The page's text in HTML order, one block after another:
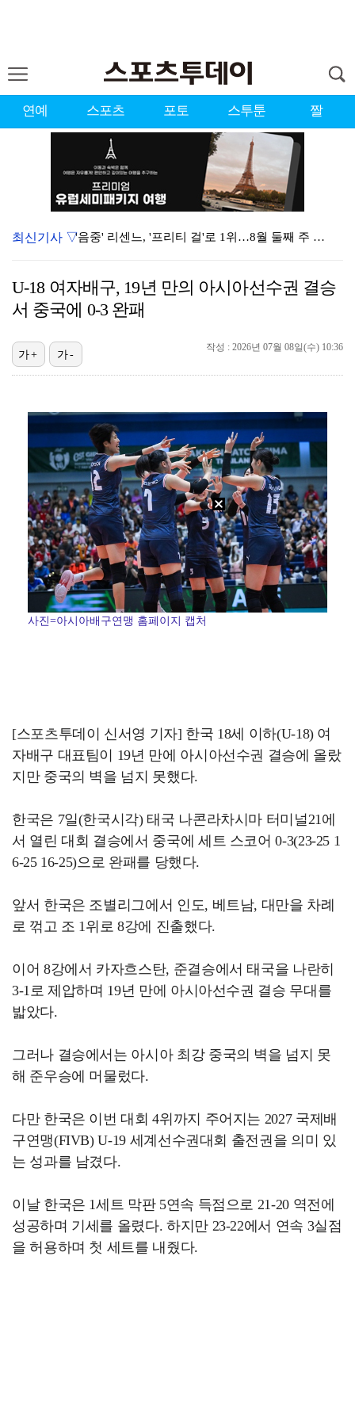
연예 스포츠 포토 스투툰 짤
'음중' 리센느, '프리티 걸'로 1위…8월 둘째 주 …
강채연, 제주삼다수 3R 선두 질주…서어진·장은수 1타…
"친한 척 좀 해"…나영석·배정남, 불화설 재차 해명(…
생애 첫 승 노리는 강채연·서어진·장은수, 제주삼다수 …
아이들, '톰보이'까지 MV 4억뷰 돌파…통산 3번째 …
'전참시' 리센느 메이 "희망 보이지 않아 팀 탈퇴 고…
[ST포토] 정지효, 퍼터 확인
최신기사 ▽
U-18 여자배구, 19년 만의 아시아선수권 결승
서 중국에 0-3 완패
작성 : 2026년 07월 08일(수) 10:36
가+ 가-
사진=아시아배구연맹 홈페이지 캡처
[스포츠투데이 신서영 기자] 한국 18세 이하(U-18) 여
자배구 대표팀이 19년 만에 아시아선수권 결승에 올랐
지만 중국의 벽을 넘지 못했다.
한국은 7일(한국시각) 태국 나콘라차시마 터미널21에
서 열린 대회 결승에서 중국에 세트 스코어 0-3(23-25 1
6-25 16-25)으로 완패를 당했다.
앞서 한국은 조별리그에서 인도, 베트남, 대만을 차례
로 꺾고 조 1위로 8강에 진출했다.
이어 8강에서 카자흐스탄, 준결승에서 태국을 나란히
3-1로 제압하며 19년 만에 아시아선수권 결승 무대를
밟았다.
그러나 결승에서는 아시아 최강 중국의 벽을 넘지 못
해 준우승에 머물렀다.
다만 한국은 이번 대회 4위까지 주어지는 2027 국제배
구연맹(FIVB) U-19 세계선수권대회 출전권을 의미 있
는 성과를 남겼다.
이날 한국은 1세트 막판 5연속 득점으로 21-20 역전에
성공하며 기세를 올렸다. 하지만 23-22에서 연속 3실점
을 허용하며 첫 세트를 내줬다.